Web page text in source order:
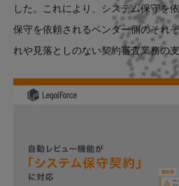
した。これにより、システム保守を
保守を依頼されるベンダー側のそれ
れや見落としのない契約審査業務の